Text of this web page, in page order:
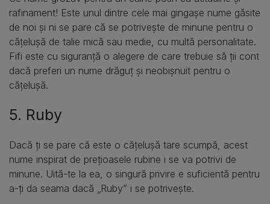
rafinament! Este unul dintre cele mai gingașe nume găsite
de noi și ni se pare că se potrivește de minune pentru o
cățelușă de talie mică sau medie, cu multă personalitate.
Fifi este cu siguranță o alegere de care trebuie să ții cont
dacă preferi un nume drăguț și neobișnuit pentru o
cățelușă.
5. Ruby
Dacă ți se pare că este o cățelușă tare scumpă, acest
nume inspirat de prețioasele rubine i se va potrivi de
minune. Uită-te la ea, o singură privire e suficientă pentru
a-ți da seama dacă „Ruby” i se potrivește.